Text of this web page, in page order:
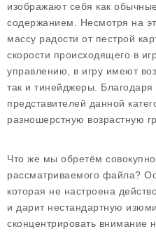
изображают себя как
содержанием. Несмотря на
массу радости от пестрой
скорости происходящего в
управлению, в игру имеют
так и тинейджеры.
представителей данной
разношерстную возрастную
Что же мы обретём совокупно
рассматриваемого файла?
которая не настроена
и дарит нестандартную
сконцентрировать внимание